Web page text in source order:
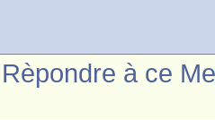
Rèpondre à ce